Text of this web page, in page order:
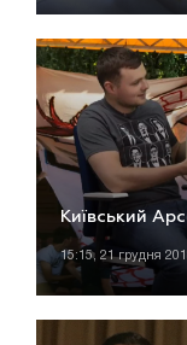
Київський
15:15, 21 грудня